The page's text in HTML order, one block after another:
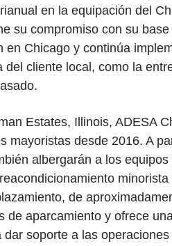
en la equipación del
su compromiso con su
en Chicago y continúa
del cliente local, como la
Estates, Illinois, ADESA
mayoristas desde 2016. A
albergarán a los
de
de aparcamiento y ofrece
dar soporte a las